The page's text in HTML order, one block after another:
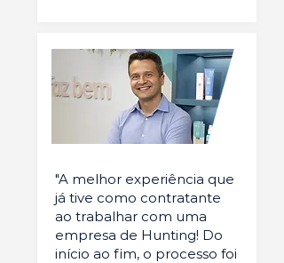
"A melhor experiência que
já tive como contratante
ao trabalhar com uma
empresa de Hunting! Do
início ao fim, o processo foi